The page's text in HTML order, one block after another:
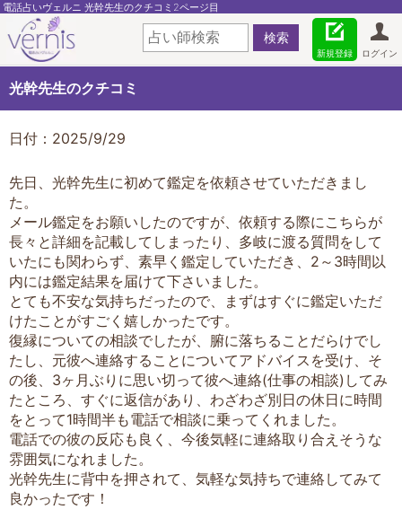
電話占いヴェルニ 光幹先生のクチコミ2ページ目
ログイン
新規登録
光幹先生のクチコミ
日付：2025/9/29
先日、光幹先生に初めて鑑定を依頼させていただきまし
た。
メール鑑定をお願いしたのですが、依頼する際にこちらが
長々と詳細を記載してしまったり、多岐に渡る質問をして
いたにも関わらず、素早く鑑定していただき、2～3時間以
内には鑑定結果を届けて下さいました。
とても不安な気持ちだったので、まずはすぐに鑑定いただ
けたことがすごく嬉しかったです。
復縁についての相談でしたが、腑に落ちることだらけでし
たし、元彼へ連絡することについてアドバイスを受け、そ
の後、3ヶ月ぶりに思い切って彼へ連絡(仕事の相談)してみ
たところ、すぐに返信があり、わざわざ別日の休日に時間
をとって1時間半も電話で相談に乗ってくれました。
電話での彼の反応も良く、今後気軽に連絡取り合えそうな
雰囲気になれました。
光幹先生に背中を押されて、気軽な気持ちで連絡してみて
良かったです！